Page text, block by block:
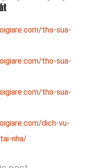
tho-sua-
tho-sua-
tho-sua-
dich-vu-
nha/